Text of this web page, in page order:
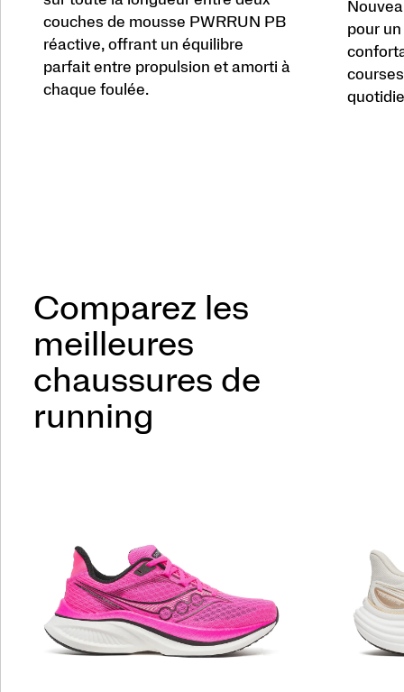
couches de mousse PWRRUN PB
réactive, offrant un équilibre
parfait entre propulsion et amorti à
chaque foulée.
pour
Comparez les
meilleures
chaussures de
running